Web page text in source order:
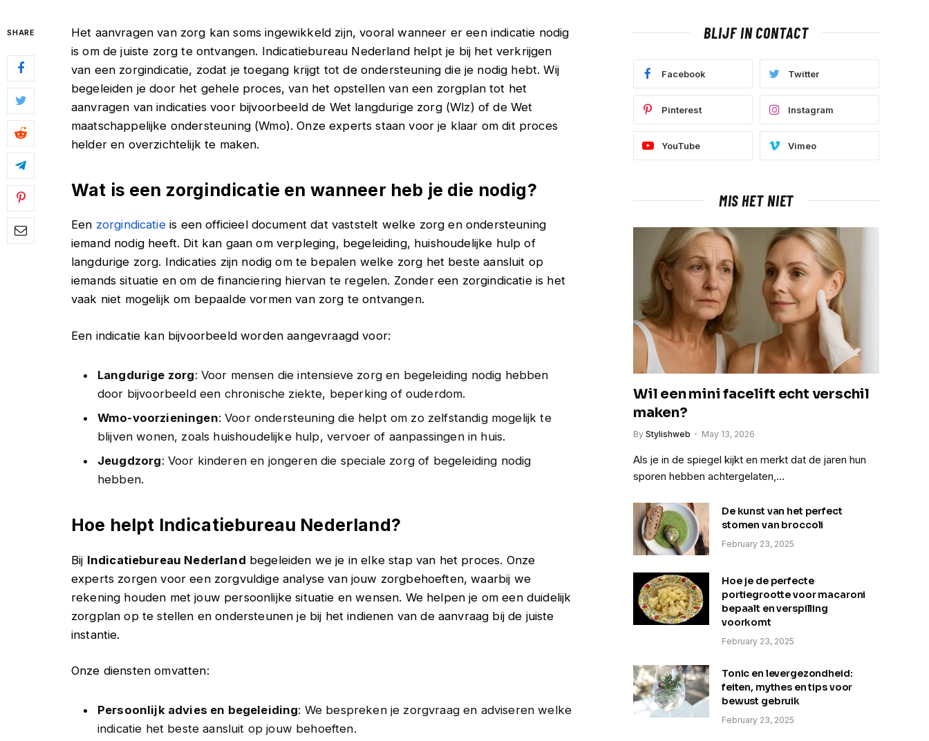
SHARE
Het aanvragen van zorg kan soms ingewikkeld zijn, vooral wanneer er een indicatie nodig
is om de juiste zorg te ontvangen. Indicatiebureau Nederland helpt je bij het verkrijgen
van een zorgindicatie, zodat je toegang krijgt tot de ondersteuning die je nodig hebt. Wij
begeleiden je door het gehele proces, van het opstellen van een zorgplan tot het
aanvragen van indicaties voor bijvoorbeeld de Wet langdurige zorg (Wlz) of de Wet
maatschappelijke ondersteuning (Wmo). Onze experts staan voor je klaar om dit proces
helder en overzichtelijk te maken.
Wat is een zorgindicatie en wanneer heb je die nodig?
Een zorgindicatieis een officieel document dat vaststelt welke zorg en ondersteuning
iemand nodig heeft. Dit kan gaan om verpleging, begeleiding, huishoudelijke hulp of
langdurige zorg. Indicaties zijn nodig om te bepalen welke zorg het beste aansluit op
iemands situatie en om de financiering hiervan te regelen. Zonder een zorgindicatie is het
vaak niet mogelijk om bepaalde vormen van zorg te ontvangen.
Een indicatie kan bijvoorbeeld worden aangevraagd voor:
Langdurige zorg: Voor mensen die intensieve zorg en begeleiding nodig hebben
door bijvoorbeeld een chronische ziekte, beperking of ouderdom.
Wmo-voorzieningen: Voor ondersteuning die helpt om zo zelfstandig mogelijk te
blijven wonen, zoals huishoudelijke hulp, vervoer of aanpassingen in huis.
Jeugdzorg: Voor kinderen en jongeren die speciale zorg of begeleiding nodig
hebben.
Hoe helpt Indicatiebureau Nederland?
Bij Indicatiebureau Nederland begeleiden we je in elke stap van het proces. Onze
experts zorgen voor een zorgvuldige analyse van jouw zorgbehoeften, waarbij we
rekening houden met jouw persoonlijke situatie en wensen. We helpen je om een duidelijk
zorgplan op te stellen en ondersteunen je bij het indienen van de aanvraag bij de juiste
instantie.
Onze diensten omvatten:
Persoonlijk advies en begeleiding: We bespreken je zorgvraag en adviseren welke
indicatie het beste aansluit op jouw behoeften.
BLIJF IN CONTACT
Facebook Twitter
Pinterest Instagram
YouTube Vimeo
MIS HET NIET
Wil een mini facelift echt verschil
maken?
By Stylishweb May 13, 2026
Als je in de spiegel kijkt en merkt dat de jaren hun
sporen hebben achtergelaten,…
De kunst van het perfect
stomen van broccoli
February 23, 2025
Hoe je de perfecte
portiegrootte voor macaroni
bepaalt en verspilling
voorkomt
February 23, 2025
Tonic en levergezondheid:
feiten, mythes en tips voor
bewust gebruik
February 23, 2025